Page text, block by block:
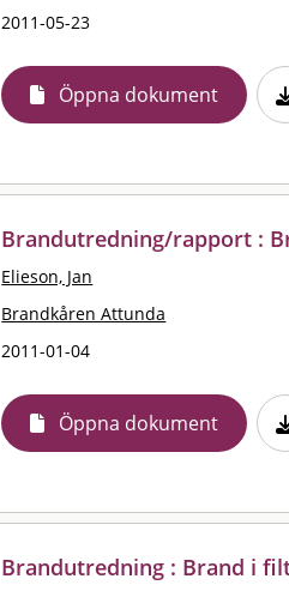
2011-05-23
Öppna dokument
Brandutredning/rapport :
Elieson, Jan
Brandkåren Attunda
2011-01-04
Öppna dokument
Brandutredning : Brand i